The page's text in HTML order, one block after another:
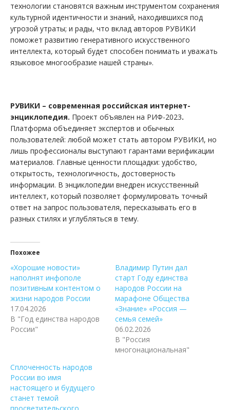
технологии становятся важным инструментом сохранения
культурной идентичности и знаний, находившихся под
угрозой утраты; и рады, что вклад авторов РУВИКИ
поможет развитию генеративного искусственного
интеллекта, который будет способен понимать и уважать
языковое многообразие нашей страны».
РУВИКИ – современная российская интернет-
энциклопедия. Проект объявлен на РИФ-2023.
Платформа объединяет экспертов и обычных
пользователей: любой может стать автором РУВИКИ, но
лишь профессионалы выступают гарантами верификации
материалов. Главные ценности площадки: удобство,
открытость, технологичность, достоверность
информации. В энциклопедии внедрен искусственный
интеллект, который позволяет формулировать точный
ответ на запрос пользователя, пересказывать его в
разных стилях и углубляться в тему.
Похожее
«Хорошие новости»
наполнят инфополе
позитивным контентом о
жизни народов России
17.04.2026
В "Год единства народов
России"
Владимир Путин дал
старт Году единства
народов России на
марафоне Общества
«Знание» «Россия —
семья семей»
06.02.2026
В "Россия
многонациональная"
Сплоченность народов
России во имя
настоящего и будущего
станет темой